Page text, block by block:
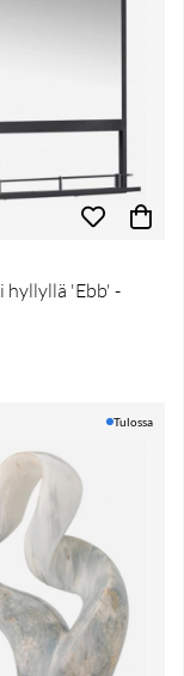
hyllyllä 'Ebb' -
hinta
Tulossa